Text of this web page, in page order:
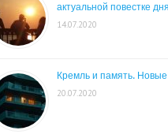
актуальной повестке дня
14.07.2020
Кремль и память.
20.07.2020